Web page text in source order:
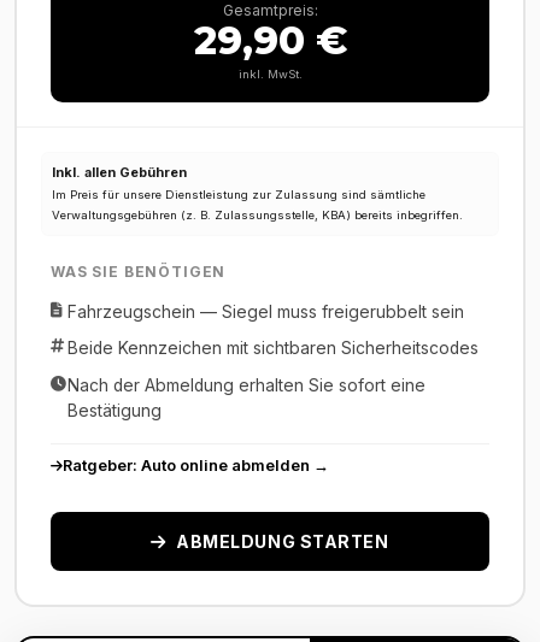
Gesamtpreis:
29,90 €
inkl. MwSt.
Inkl. allen Gebühren
Im Preis für unsere Dienstleistung zur Zulassung sind sämtliche
Verwaltungsgebühren (z. B. Zulassungsstelle, KBA) bereits inbegriffen.
WAS SIE BENÖTIGEN
Fahrzeugschein — Siegel muss freigerubbelt sein
Beide Kennzeichen mit sichtbaren Sicherheitscodes
Nach der Abmeldung erhalten Sie sofort eine
Bestätigung
Ratgeber: Auto online abmelden →
ABMELDUNG STARTEN